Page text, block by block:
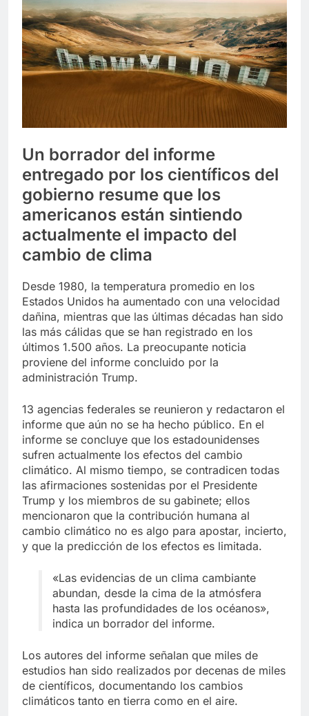
Libre
lleva a lugares
paranormales con
binoculares de visión
nocturna y reuniones de
secuestrados
7 Años Atrás
La Inteligencia Artificial
deepfake de Samsung
fabrica un clip de
movimiento desde una
7 Años Atrás
Un borrador del informe
entregado por los científicos del
gobierno resume que los
americanos están sintiendo
actualmente el impacto del
cambio de clima
Desde 1980, la temperatura promedio en los
Estados Unidos ha aumentado con una velocidad
dañina, mientras que las últimas décadas han sido
las más cálidas que se han registrado en los
últimos 1.500 años. La preocupante noticia
proviene del informe concluido por la
administración Trump.
13 agencias federales se reunieron y redactaron el
informe que aún no se ha hecho público. En el
informe se concluye que los estadounidenses
sufren actualmente los efectos del cambio
climático. Al mismo tiempo, se contradicen todas
las afirmaciones sostenidas por el Presidente
Trump y los miembros de su gabinete; ellos
mencionaron que la contribución humana al
cambio climático no es algo para apostar, incierto,
y que la predicción de los efectos es limitada.
«Las evidencias de un clima cambiante
abundan, desde la cima de la atmósfera
hasta las profundidades de los océanos»,
indica un borrador del informe.
Los autores del informe señalan que miles de
estudios han sido realizados por decenas de miles
de científicos, documentando los cambios
climáticos tanto en tierra como en el aire.